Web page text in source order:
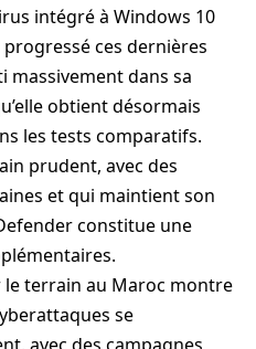
intégré à Windows 10
ces dernières
massivement dans sa
obtient désormais
les tests comparatifs.
prudent, avec des
et qui maintient son
constitue une
le terrain au Maroc montre
se
avec des campagnes